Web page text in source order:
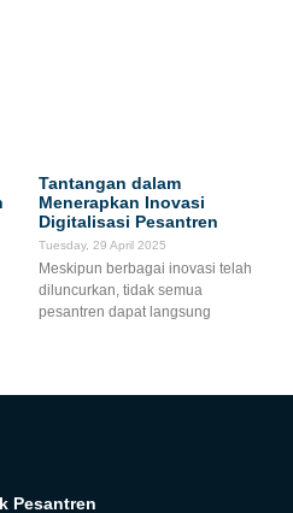
Tantangan dalam
Menerapkan Inovasi
Digitalisasi Pesantren
Tuesday, 29 April 2025
Meskipun berbagai inovasi telah
diluncurkan, tidak semua
pesantren dapat langsung
Pesantren